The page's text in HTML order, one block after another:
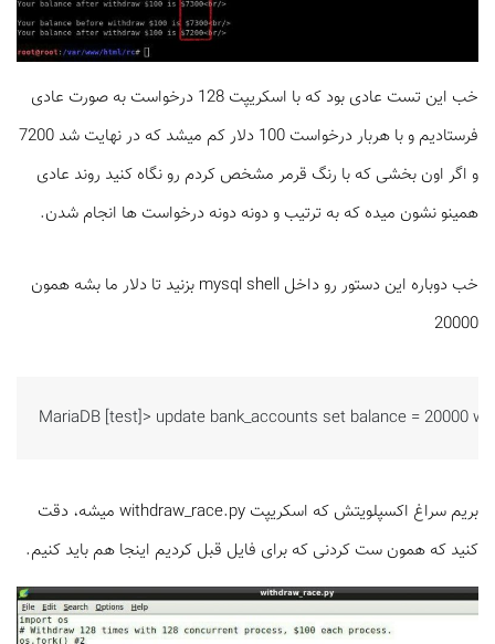
خب این تست عادی بود که با اسکریپت 128 درخواست به صورت عادی
فرستادیم و با هربار درخواست 100 دلار کم میشد که در نهایت شد 7200
و اگر اون بخشی که با رنگ قرمر مشخص کردم رو نگاه کنید روند عادی
همینو نشون میده که به ترتیب و دونه دونه درخواست ها انجام شدن.
خب دوباره این دستور رو داخل mysql shell بزنید تا دلار ما بشه همون
20000
MariaDB [test]> update bank_accounts set balance = 20000
بریم سراغ اکسپلویتش که اسکریپت withdraw_race.py میشه، دقت
کنید که همون ست کردنی که برای فایل قبل کردیم اینجا هم باید کنیم.